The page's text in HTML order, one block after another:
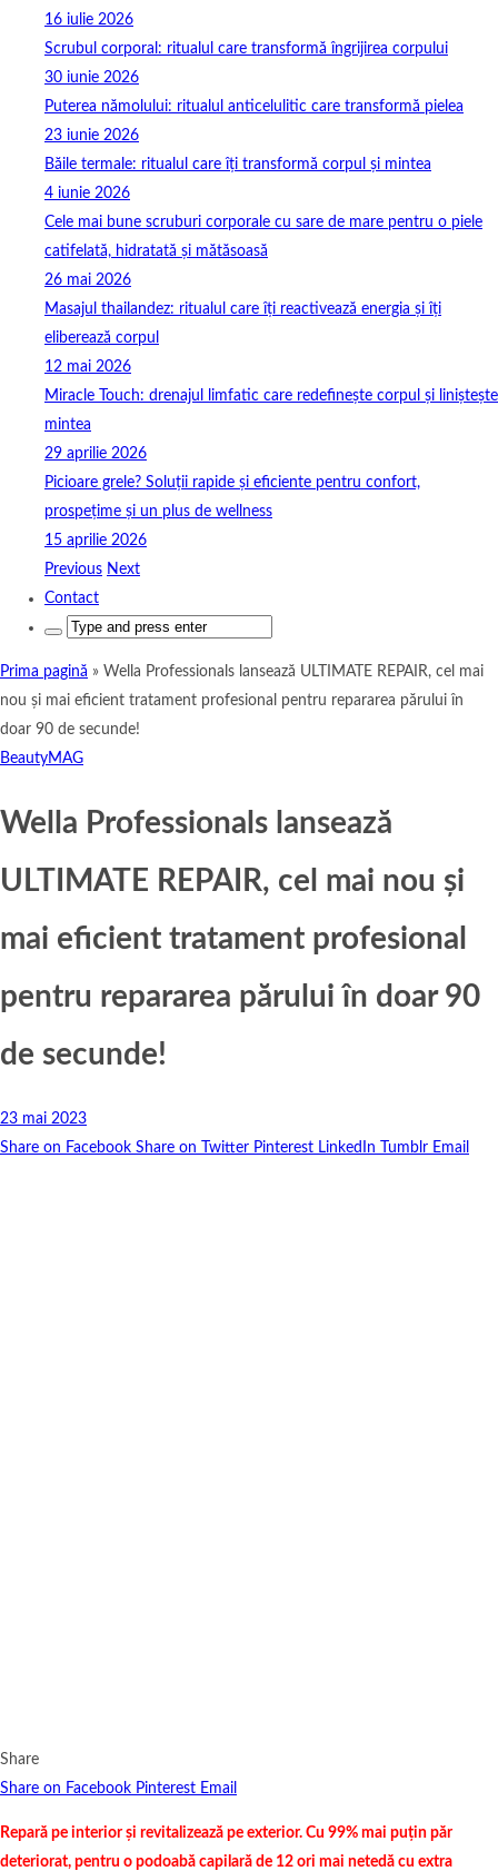
16 iulie 2026
Scrubul corporal: ritualul care transformă îngrijirea corpului
30 iunie 2026
Puterea nămolului: ritualul anticelulitic care transformă pielea
23 iunie 2026
Băile termale: ritualul care îți transformă corpul și mintea
4 iunie 2026
Cele mai bune scruburi corporale cu sare de mare pentru o piele
catifelată, hidratată și mătăsoasă
26 mai 2026
Masajul thailandez: ritualul care îți reactivează energia și îți
eliberează corpul
12 mai 2026
Miracle Touch: drenajul limfatic care redefinește corpul și liniștește
mintea
29 aprilie 2026
Picioare grele? Soluții rapide și eficiente pentru confort,
prospețime și un plus de wellness
15 aprilie 2026
Previous Next
Contact
Search
Prima pagină » Wella Professionals lansează ULTIMATE REPAIR, cel mai
nou și mai eficient tratament profesional pentru repararea părului în
doar 90 de secunde!
BeautyMAG
Wella Professionals lansează
ULTIMATE REPAIR, cel mai nou și
mai eficient tratament profesional
pentru repararea părului în doar 90
de secunde!
23 mai 2023
Share on Facebook Share on Twitter Pinterest LinkedIn Tumblr Email
Share
Share on Facebook Pinterest Email
Repară pe interior și revitalizează pe exterior. Cu 99% mai puțin păr
deteriorat, pentru o podoabă capilară de 12 ori mai netedă cu extra